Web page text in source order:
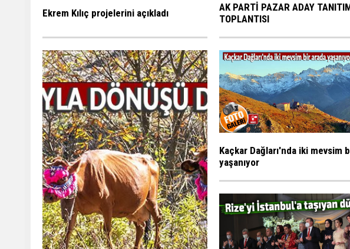
Ekrem Kılıç projelerini açıkladı
AK PARTİ PAZAR ADAY
TOPLANTISI
Kaçkar Dağları'nda iki mevsim
yaşanıyor